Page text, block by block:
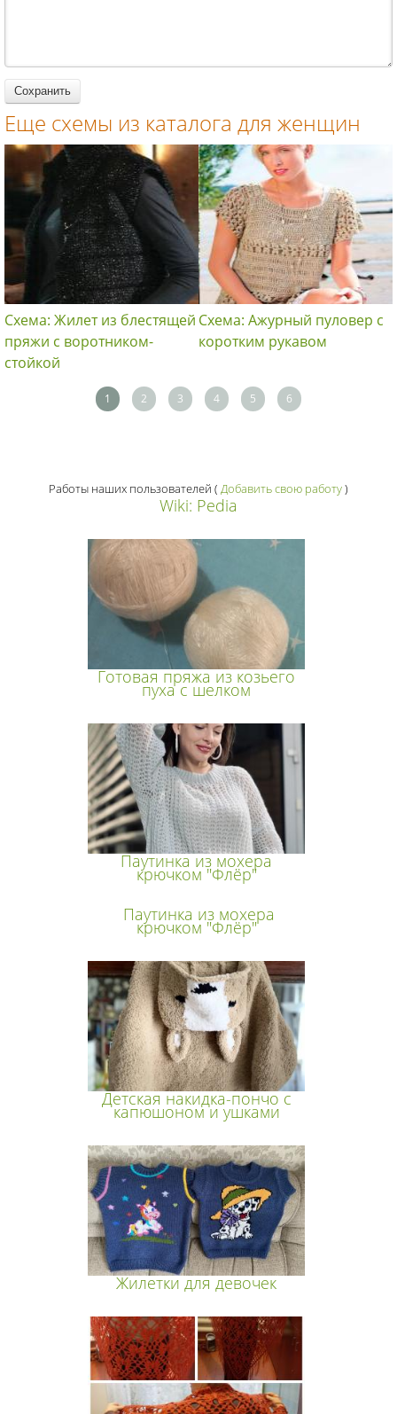
Еще схемы из каталога для женщин
Схема: Жилет из блестящей
пряжи с воротником-
стойкой
Схема: Ажурный пуловер с
коротким рукавом
1 2 3 4 5 6
Работы наших пользователей ( Добавить свою работу)
Wiki: Pedia
Готовая пряжа из козьего
пуха с шелком
Паутинка из мохера
крючком "Флёр"
Паутинка из мохера
крючком "Флёр"
Детская накидка-пончо с
капюшоном и ушками
Жилетки для девочек